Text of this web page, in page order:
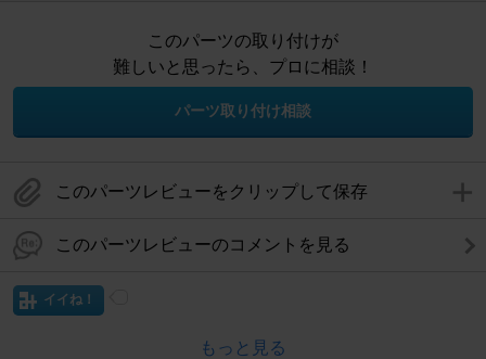
このパーツの取り付けが
難しいと思ったら、プロに相談！
パーツ取り付け相談
このパーツレビューをクリップして保存
このパーツレビューのコメントを見る
イイね！
もっと見る